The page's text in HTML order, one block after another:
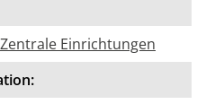
Einrichtungen